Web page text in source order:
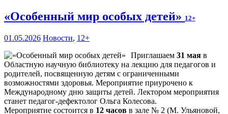
«Особенный мир особых детей» 12+
01.05.2026 Новости, 12+
Приглашаем 31 мая в
Областную научную библиотеку на лекцию для педагогов и
родителей, посвященную детям с ограниченными
возможностями здоровья. Мероприятие приурочено к
Международному дню защиты детей. Лектором мероприятия
станет педагог-дефектолог Ольга Колесова.
Мероприятие состоится в 12 часов в зале № 2 (М. Ульяновой,